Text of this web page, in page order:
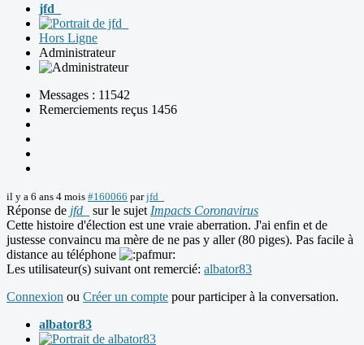
jfd_
Hors Ligne
Administrateur
Messages : 11542
Remerciements reçus 1456
il y a 6 ans 4 mois #160066 parjfd_
Réponse de jfd_ sur le sujet Impacts Coronavirus
Cette histoire d'élection est une vraie aberration. J'ai enfin et de
justesse convaincu ma mère de ne pas y aller (80 piges). Pas facile à
distance au téléphone
Les utilisateur(s) suivant ont remercié: albator83
Connexion ou Créer un compte pour participer à la conversation.
albator83